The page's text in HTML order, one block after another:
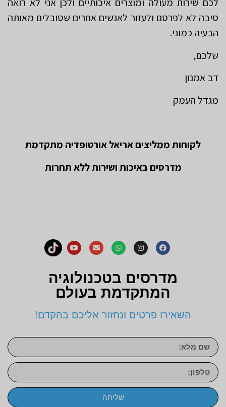
לכם שירות מעולה ומוצרים איכותיים ולכן אני לא רואה
סיבה לא לפרסם ולעזור לאנשים אחרים שסובלים מאותה
הבעיה כמוני.
שלכם,
דב אמנון
מגדל העמק
לקוחות ממליצים אריאל אורטופדיה מתקדמת
מדרסים באיכות ושירות ללא תחרות
מדרסים בטכנולוגיה
המתקדמת בעולם
השאירו פרטים ונחזור אליכם בהקדם!
שליחה